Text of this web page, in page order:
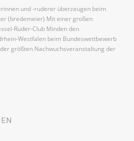
und -ruderer überzeugen beim
(bredemeier) Mit einer großen
Ruder-Club Minden den
Westfalen beim Bundeswettbewerb
größten Nachwuchsveranstaltung der